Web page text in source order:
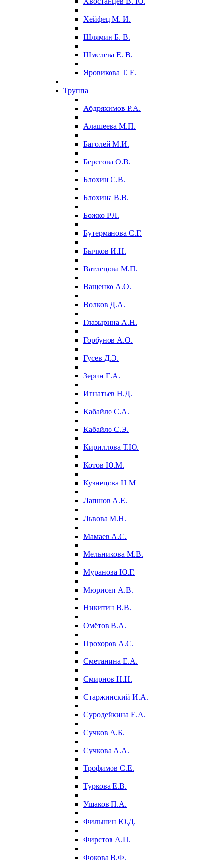
Хейфец М. И.
Шлямин Б. В.
Шмелева Е. В.
Яровикова Т. Е.
Труппа
Абдряхимов Р.А.
Алашеева М.П.
Баголей М.И.
Берегова О.В.
Блохин С.В.
Блохина В.В.
Божко Р.Л.
Бутерманова С.Г.
Бычков И.Н.
Ватлецова М.П.
Ващенко А.О.
Волков Д.А.
Глазырина А.Н.
Горбунов А.О.
Гусев Д.Э.
Зерин Е.А.
Игнатьев Н.Д.
Кабайло С.А.
Кабайло С.Э.
Кириллова Т.Ю.
Котов Ю.М.
Кузнецова Н.М.
Лапшов А.Е.
Львова М.Н.
Мамаев А.С.
Мельникова М.В.
Муранова Ю.Г.
Мюрисеп А.В.
Никитин В.В.
Омётов В.А.
Прохоров А.С.
Сметанина Е.А.
Смирнов Н.Н.
Старжинский И.А.
Суродейкина Е.А.
Сучков А.Б.
Сучкова А.А.
Трофимов С.Е.
Туркова Е.В.
Ушаков П.А.
Фильшин Ю.Д.
Фирстов А.П.
Фокова В.Ф.